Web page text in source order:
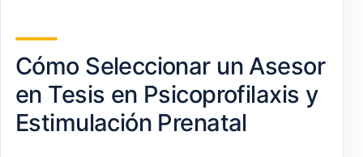
Cómo Seleccionar un Asesor
en Tesis en Psicoprofilaxis y
Estimulación Prenatal